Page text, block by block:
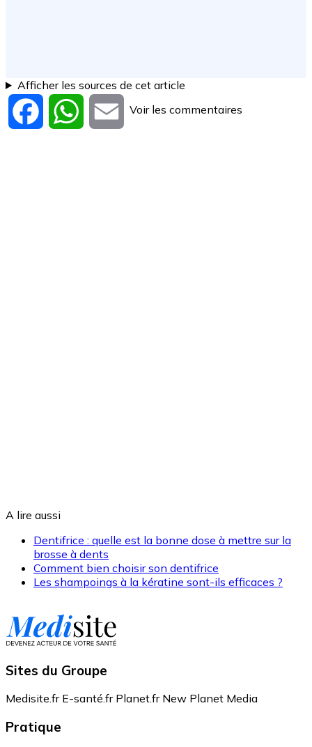
Afficher les sources de cet article
Facebook WhatsApp
Email
Voir les commentaires
A lire aussi
Dentifrice : quelle est la bonne dose à mettre sur la
brosse à dents
Comment bien choisir son dentifrice
Les shampoings à la kératine sont-ils efficaces ?
Sites du Groupe
Medisite.fr E-santé.fr Planet.fr New Planet Media
Pratique